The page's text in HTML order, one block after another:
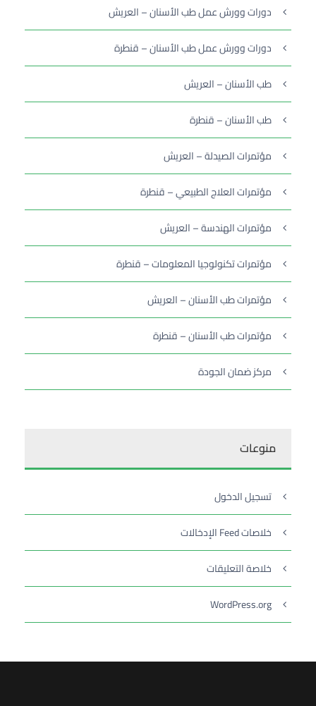
دورات وورش عمل طب الأسنان – العريش
دورات وورش عمل طب الأسنان – قنطرة
طب الأسنان – العريش
طب الأسنان – قنطرة
مؤتمرات الصيدلة – العريش
مؤتمرات العلاج الطبيعي – قنطرة
مؤتمرات الهندسة – العريش
مؤتمرات تكنولوجيا المعلومات – قنطرة
مؤتمرات طب الأسنان – العريش
مؤتمرات طب الأسنان – قنطرة
مركز ضمان الجودة
منوعات
تسجيل الدخول
خلاصات Feed الإدخالات
خلاصة التعليقات
WordPress.org